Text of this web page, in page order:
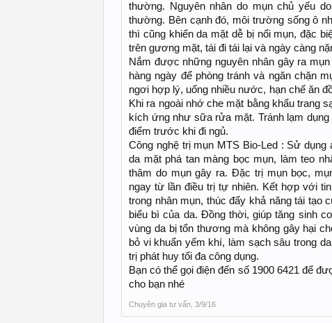
thường. Nguyên nhân do mụn chủ yếu
thường. Bên cạnh đó, môi trường sống ô
thì cũng khiến da mặt dễ bị nổi mụn, đặc
trên gương mặt, tái đi tái lại và ngày càng
Nắm được những nguyên nhân gây ra
hàng ngày để phòng tránh và ngăn chặn
ngơi hợp lý, uống nhiều nước, hạn chế ăn
Khi ra ngoài nhớ che mặt bằng khẩu trang
kích ứng như sữa rửa mặt. Tránh lạm
điểm trước khi đi ngủ.
Công nghệ trị mụn MTS Bio-Led : Sử
da mặt phá tan màng bọc mụn, làm teo
thâm do mụn gây ra. Đặc trị mụn bọc,
ngay từ lần điều trị tự nhiên. Kết hợp với
trong nhân mụn, thúc đẩy khả năng tái tạo
biểu bì của da. Đồng thời, giúp tăng sinh
vùng da bị tổn thương mà không gây hại
bỏ vi khuẩn yếm khí, làm sạch sâu trong
trị phát huy tối đa công dụng.
Bạn có thể gọi điện đến số 1900 6421 để
cho bạn nhé
Chuyên gia tư vấn 3/9/16